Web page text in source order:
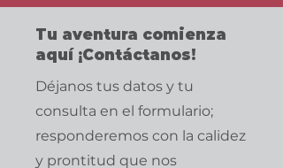
Tu aventura comienza
aquí ¡Contáctanos!
Déjanos tus datos y tu
consulta en el formulario;
responderemos con la calidez
y prontitud que nos